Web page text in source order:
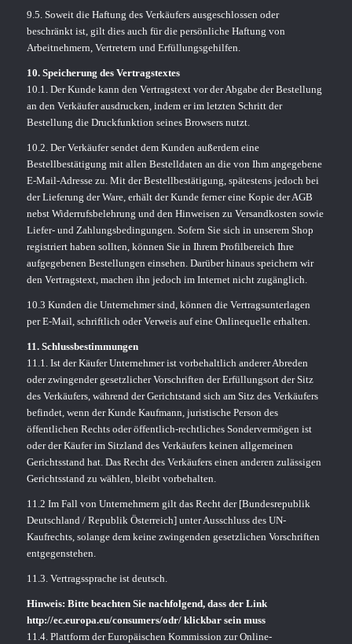
9.5. Soweit die Haftung des Verkäufers ausgeschlossen oder
beschränkt ist, gilt dies auch für die persönliche Haftung von
Arbeitnehmern, Vertretern und Erfüllungsgehilfen.
10. Speicherung des Vertragstextes
10.1. Der Kunde kann den Vertragstext vor der Abgabe der Bestellung
an den Verkäufer ausdrucken, indem er im letzten Schritt der
Bestellung die Druckfunktion seines Browsers nutzt.
10.2. Der Verkäufer sendet dem Kunden außerdem eine
Bestellbestätigung mit allen Bestelldaten an die von Ihm angegebene
E-Mail-Adresse zu. Mit der Bestellbestätigung, spätestens jedoch bei
der Lieferung der Ware, erhält der Kunde ferner eine Kopie der AGB
nebst Widerrufsbelehrung und den Hinweisen zu Versandkosten sowie
Liefer- und Zahlungsbedingungen. Sofern Sie sich in unserem Shop
registriert haben sollten, können Sie in Ihrem Profilbereich Ihre
aufgegebenen Bestellungen einsehen. Darüber hinaus speichern wir
den Vertragstext, machen ihn jedoch im Internet nicht zugänglich.
10.3 Kunden die Unternehmer sind, können die Vertragsunterlagen
per E-Mail, schriftlich oder Verweis auf eine Onlinequelle erhalten.
11. Schlussbestimmungen
11.1. Ist der Käufer Unternehmer ist vorbehaltlich anderer Abreden
oder zwingender gesetzlicher Vorschriften der Erfüllungsort der Sitz
des Verkäufers, während der Gerichtstand sich am Sitz des Verkäufers
befindet, wenn der Kunde Kaufmann, juristische Person des
öffentlichen Rechts oder öffentlich-rechtliches Sondervermögen ist
oder der Käufer im Sitzland des Verkäufers keinen allgemeinen
Gerichtsstand hat. Das Recht des Verkäufers einen anderen zulässigen
Gerichtsstand zu wählen, bleibt vorbehalten.
11.2 Im Fall von Unternehmern gilt das Recht der [Bundesrepublik
Deutschland / Republik Österreich] unter Ausschluss des UN-
Kaufrechts, solange dem keine zwingenden gesetzlichen Vorschriften
entgegenstehen.
11.3. Vertragssprache ist deutsch.
Hinweis: Bitte beachten Sie nachfolgend, dass der Link
http://ec.europa.eu/consumers/odr/klickbar sein muss
11.4. Plattform der Europäischen Kommission zur Online-